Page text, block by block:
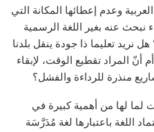
وعدم إعطائها المكانة التي
نبحث عنه بغير اللغة الرسمية
هل نريد تعليما ذا جودة ينقل بلدنا
المراد تقطيع الوقت، لإبقاء
منذرة للرداءة والفشل؟
لما لها من أهمية كبيرة في
اللغة باعتبارها لغة مُدَرَّسَة